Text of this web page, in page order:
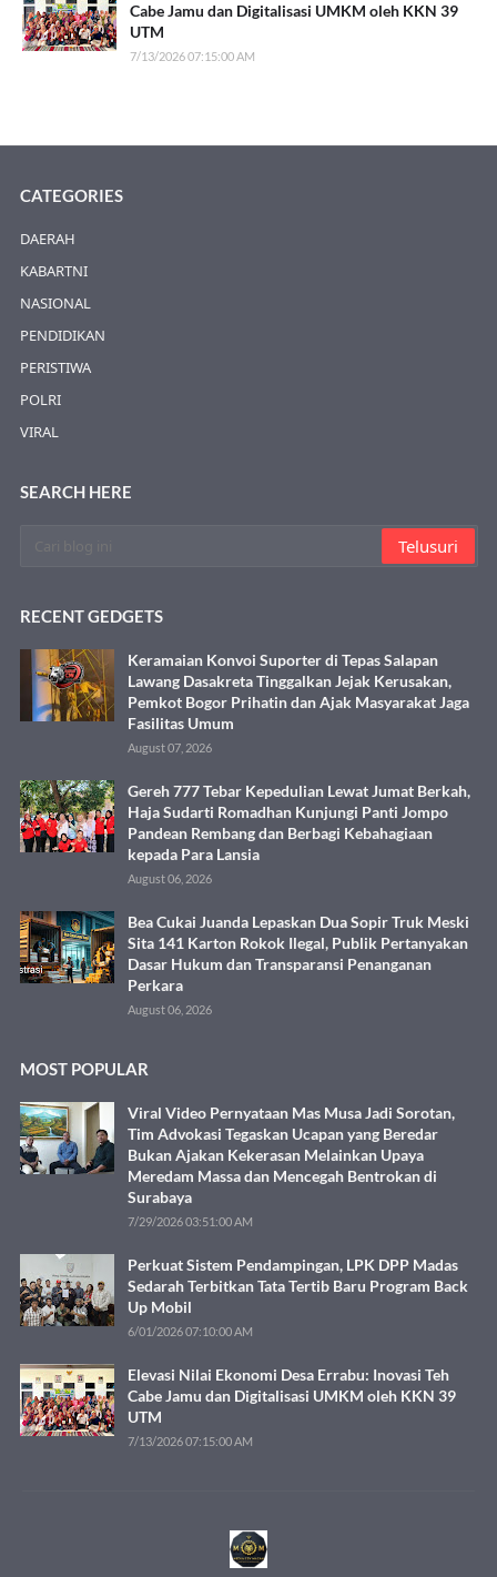
Cabe Jamu dan Digitalisasi UMKM oleh KKN 39
UTM
7/13/2026 07:15:00 AM
CATEGORIES
DAERAH
KABARTNI
NASIONAL
PENDIDIKAN
PERISTIWA
POLRI
VIRAL
SEARCH HERE
RECENT GEDGETS
Keramaian Konvoi Suporter di Tepas Salapan
Lawang Dasakreta Tinggalkan Jejak Kerusakan,
Pemkot Bogor Prihatin dan Ajak Masyarakat Jaga
Fasilitas Umum
August 07, 2026
Gereh 777 Tebar Kepedulian Lewat Jumat Berkah,
Haja Sudarti Romadhan Kunjungi Panti Jompo
Pandean Rembang dan Berbagi Kebahagiaan
kepada Para Lansia
August 06, 2026
Bea Cukai Juanda Lepaskan Dua Sopir Truk Meski
Sita 141 Karton Rokok Ilegal, Publik Pertanyakan
Dasar Hukum dan Transparansi Penanganan
Perkara
August 06, 2026
MOST POPULAR
Viral Video Pernyataan Mas Musa Jadi Sorotan,
Tim Advokasi Tegaskan Ucapan yang Beredar
Bukan Ajakan Kekerasan Melainkan Upaya
Meredam Massa dan Mencegah Bentrokan di
Surabaya
7/29/2026 03:51:00 AM
Perkuat Sistem Pendampingan, LPK DPP Madas
Sedarah Terbitkan Tata Tertib Baru Program Back
Up Mobil
6/01/2026 07:10:00 AM
Elevasi Nilai Ekonomi Desa Errabu: Inovasi Teh
Cabe Jamu dan Digitalisasi UMKM oleh KKN 39
UTM
7/13/2026 07:15:00 AM